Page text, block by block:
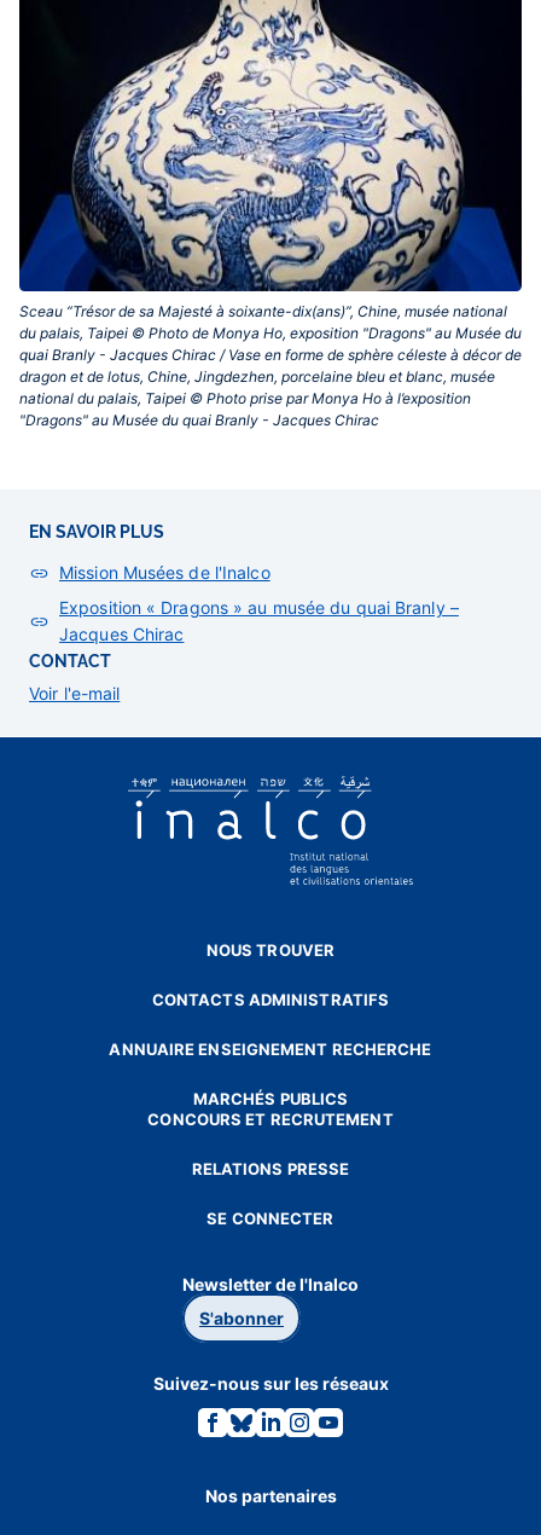
Sceau “Trésor de sa Majesté à soixante-dix(ans)”, Chine, musée national
du palais, Taipei © Photo de Monya Ho, exposition "Dragons" au Musée du
quai Branly - Jacques Chirac / Vase en forme de sphère céleste à décor de
dragon et de lotus, Chine, Jingdezhen, porcelaine bleu et blanc, musée
national du palais, Taipei © Photo prise par Monya Ho à l’exposition
"Dragons" au Musée du quai Branly - Jacques Chirac ‎
EN SAVOIR PLUS
Mission Musées de l'Inalco
Exposition « Dragons » au musée du quai Branly –
Jacques Chirac
CONTACT
Voir l'e-mail
NOUS TROUVER
CONTACTS ADMINISTRATIFS
ANNUAIRE ENSEIGNEMENT RECHERCHE
MARCHÉS PUBLICS
CONCOURS ET RECRUTEMENT
RELATIONS PRESSE
SE CONNECTER
Newsletter de l'Inalco
S'abonner
Suivez-nous sur les réseaux
Lien
vers
Facebook.
Lien
vers
Bluesky.
Lien
vers
Linkedin.
Lien
vers
Instagram.
Lien
vers
Youtube.
Nos partenaires